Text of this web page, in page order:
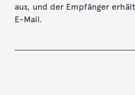
aus, und der Empfänger
E-Mail.